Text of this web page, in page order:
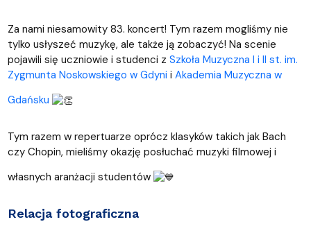
Za nami niesamowity 83. koncert! Tym razem mogliśmy nie
tylko usłyszeć muzykę, ale także ją zobaczyć! Na scenie
pojawili się uczniowie i studenci z Szkoła Muzyczna I i II st. im.
Zygmunta Noskowskiego w Gdyni i Akademia Muzyczna w
Gdańsku
Tym razem w repertuarze oprócz klasyków takich jak Bach
czy Chopin, mieliśmy okazję posłuchać muzyki filmowej i
własnych aranżacji studentów
Relacja fotograficzna